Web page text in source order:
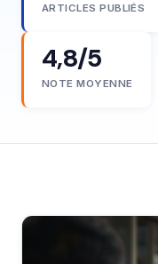
ARTICLES PUBLIÉS
4,8/5
NOTE MOYENNE